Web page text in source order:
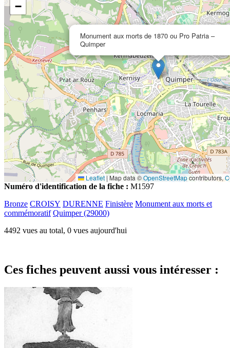
Monument aux morts de 1870 ou Pro Patria –
Quimper
−
Leaflet | Map data ©OpenStreetMapcontributors,
Numéro d'identification de la fiche : M1597
Bronze CROISY DURENNE Finistère Monument aux morts et
commémoratif Quimper (29000)
4492 vues au total, 0 vues aujourd'hui
Ces fiches peuvent aussi vous intéresser :